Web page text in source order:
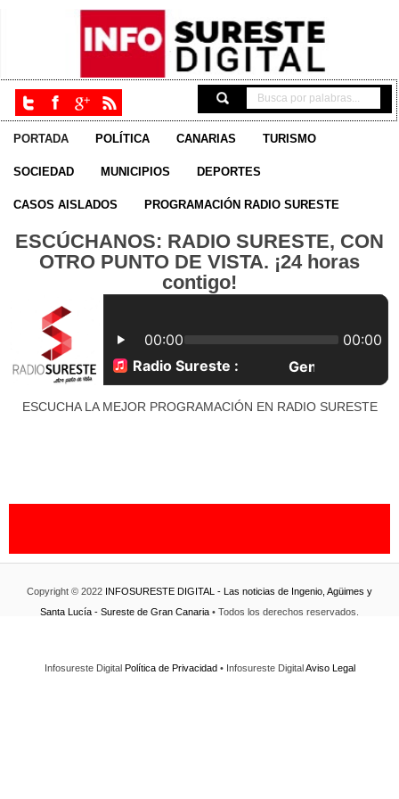
PORTADA POLÍTICA CANARIAS TURISMO
SOCIEDAD MUNICIPIOS DEPORTES
CASOS AISLADOS PROGRAMACIÓN RADIO SURESTE
ESCÚCHANOS: RADIO SURESTE, CON
OTRO PUNTO DE VISTA. ¡24 horas
contigo!
ESCUCHA LA MEJOR PROGRAMACIÓN EN RADIO SURESTE
Copyright © 2022 INFOSURESTE DIGITAL - Las noticias de Ingenio, Agüimes y
Santa Lucía - Sureste de Gran Canaria • Todos los derechos reservados.
Infosureste Digital Política de Privacidad • Infosureste Digital Aviso Legal